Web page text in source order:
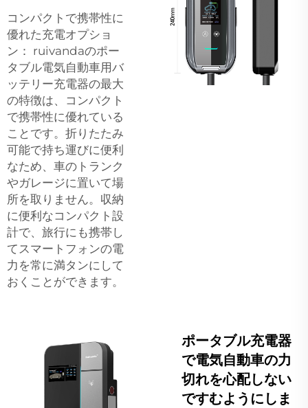
コンパクトで携帯性に
優れた充電オプショ
ン： ruivandaのポー
タブル電気自動車用バ
ッテリー充電器の最大
の特徴は、コンパクト
で携帯性に優れている
ことです。折りたたみ
可能で持ち運びに便利
なため、車のトランク
やガレージに置いて場
所を取りません。収納
に便利なコンパクト設
計で、旅行にも携帯し
てスマートフォンの電
力を常に満タンにして
おくことができます。
ポータブル充電器
で電気自動車の力
切れを心配しない
ですむようにしま